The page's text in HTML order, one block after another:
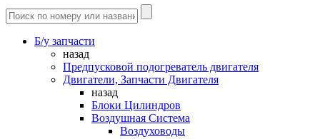
Б/у запчасти
назад
Предпусковой подогреватель двигателя
Двигатели, Запчасти Двигателя
назад
Блоки Цилиндров
Воздушная Система
Воздуховоды